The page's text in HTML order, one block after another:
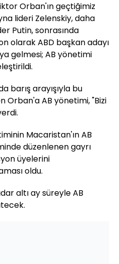
Orban'ın geçtiğimiz
lideri Zelenskiy, daha
Putin, sonrasında
olarak ABD başkan adayı
gelmesi; AB yönetimi
barış arayışıyla bu
Orban'a AB yönetimi, "Bizi
Macaristan'ın AB
düzenlenen gayrı
üyelerini
oldu.
altı ay süreyle AB